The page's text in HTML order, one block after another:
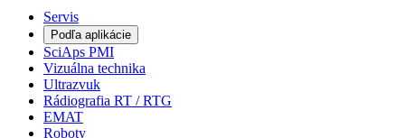
Servis
Podľa aplikácie
SciAps PMI
Vizuálna technika
Ultrazvuk
Rádiografia RT / RTG
EMAT
Roboty